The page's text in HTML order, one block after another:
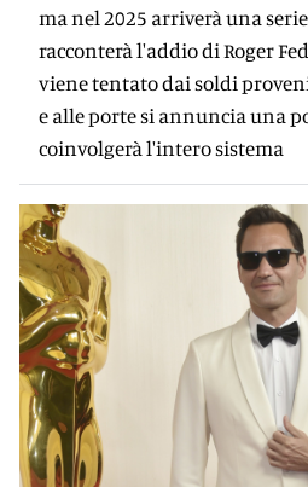
ma nel 2025 arriverà una
racconterà l'addio di Roger
viene tentato dai soldi
e alle porte si annuncia una
coinvolgerà l'intero sistema